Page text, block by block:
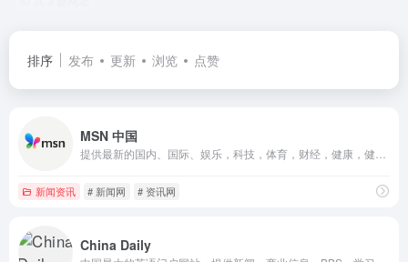
排序 发布 更新 浏览 点赞
MSN 中国
新闻资讯 # 新闻网 # 资讯网
China Daily